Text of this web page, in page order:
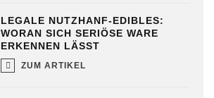
LEGALE NUTZHANF-EDIBLES:
WORAN SICH SERIÖSE WARE
ERKENNEN LÄSST
ZUM ARTIKEL